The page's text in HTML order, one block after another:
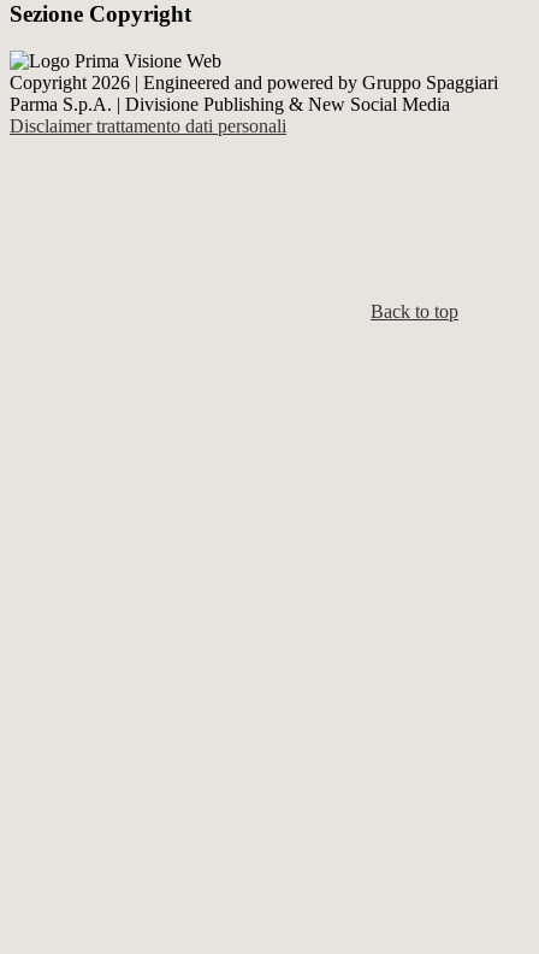
Sezione Copyright
Copyright 2026 | Engineered and powered by Gruppo Spaggiari
Parma S.p.A. | Divisione Publishing & New Social Media
Disclaimer trattamento dati personali
Back to top